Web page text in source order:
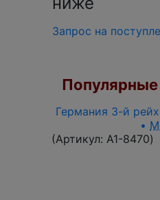
Запрос на
Германия 3-й
•
(Артикул: A1-8470)